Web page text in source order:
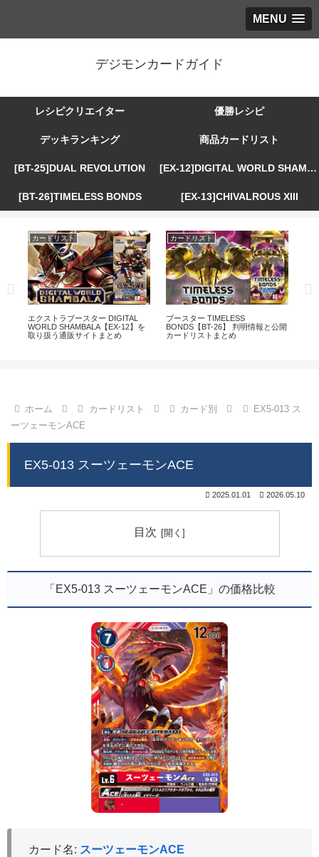
MENU
デジモンカードガイド
レシピクリエイター 優勝レシピ
デッキランキング 商品カードリスト
[BT-25]DUAL REVOLUTION [EX-12]DIGITAL WORLD SHAMBALA
[BT-26]TIMELESS BONDS [EX-13]CHIVALROUS XIII
カードリスト
エクストラブースター DIGITAL
WORLD SHAMBALA【EX-12】を
取り扱う通販サイトまとめ
カードリスト
ブースター TIMELESS
BONDS【BT-26】 判明情報と公開
カードリストまとめ
ホーム カードリスト カード別
EX5-013 ス
ーツェーモンACE
EX5-013 スーツェーモンACE
2025.01.01 2026.05.10
目次
「EX5-013 スーツェーモンACE」の価格比較
カード名: スーツェーモンACE